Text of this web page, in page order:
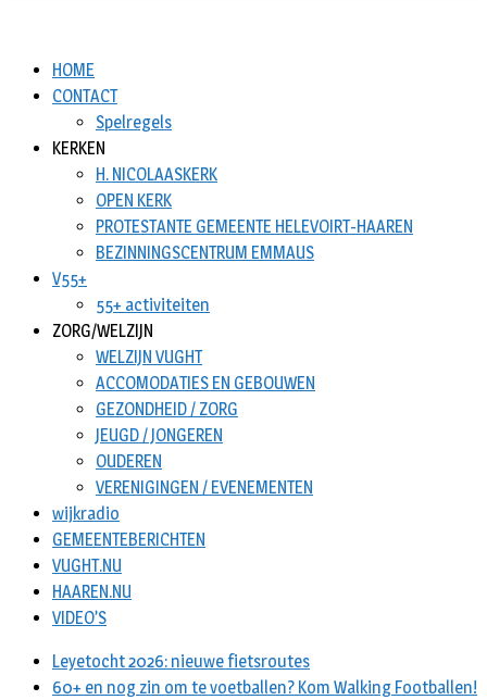
HOME
CONTACT
Spelregels
KERKEN
H. NICOLAASKERK
OPEN KERK
PROTESTANTE GEMEENTE HELEVOIRT-HAAREN
BEZINNINGSCENTRUM EMMAUS
V55+
55+ activiteiten
ZORG/WELZIJN
WELZIJN VUGHT
ACCOMODATIES EN GEBOUWEN
GEZONDHEID / ZORG
JEUGD / JONGEREN
OUDEREN
VERENIGINGEN / EVENEMENTEN
wijkradio
GEMEENTEBERICHTEN
VUGHT.NU
HAAREN.NU
VIDEO’S
Leyetocht 2026: nieuwe fietsroutes
60+ en nog zin om te voetballen? Kom Walking Footballen!